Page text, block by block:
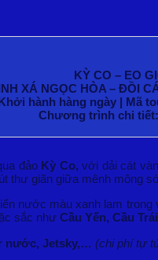
KỲ CO – EO
XÁ NGỌC HÒA – ĐỒI
hành hàng ngày | Mã
Chương trình chi tiết:
đảo Kỳ Co, với dải cát
thư giãn giữa mênh mông
nước màu xanh lam
sắc như Cầu Yến, Cầu
nước, Jetsky,… (chi phí tự